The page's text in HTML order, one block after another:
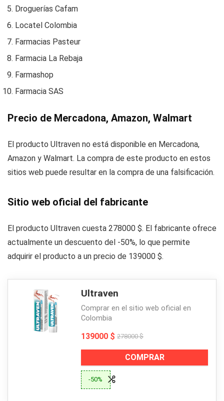
Droguerías Cafam
Locatel Colombia
Farmacias Pasteur
Farmacia La Rebaja
Farmashop
Farmacia SAS
Precio de Mercadona, Amazon, Walmart
El producto Ultraven no está disponible en Mercadona,
Amazon y Walmart. La compra de este producto en estos
sitios web puede resultar en la compra de una falsificación.
Sitio web oficial del fabricante
El producto Ultraven cuesta 278000 $. El fabricante ofrece
actualmente un descuento del -50%, lo que permite
adquirir el producto a un precio de 139000 $.
Ultraven
Comprar en el sitio web oficial en
Colombia
139000 $ 278000 $
COMPRAR
-50%